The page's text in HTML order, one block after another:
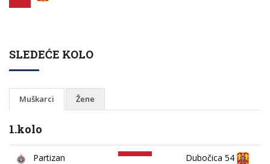
SLEDEĆE KOLO
Muškarci Žene
1.kolo
Partizan
Dubočica 54